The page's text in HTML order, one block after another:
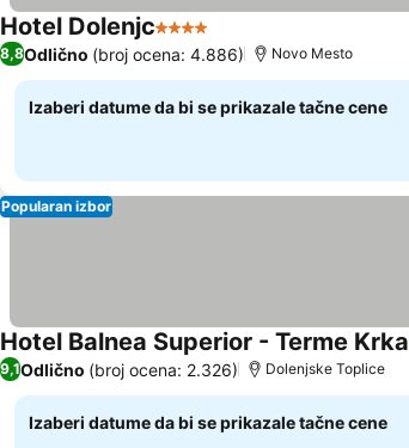
Hotel Dolenjc4 Zvezdice
8,8Odlično (broj ocena: 4.886) Novo Mesto
Izaberi datume da bi se prikazale tačne cene
Popularan izbor
Hotel Balnea Superior - Terme Krka
9,1Odlično (broj ocena: 2.326) Dolenjske Toplice
Izaberi datume da bi se prikazale tačne cene